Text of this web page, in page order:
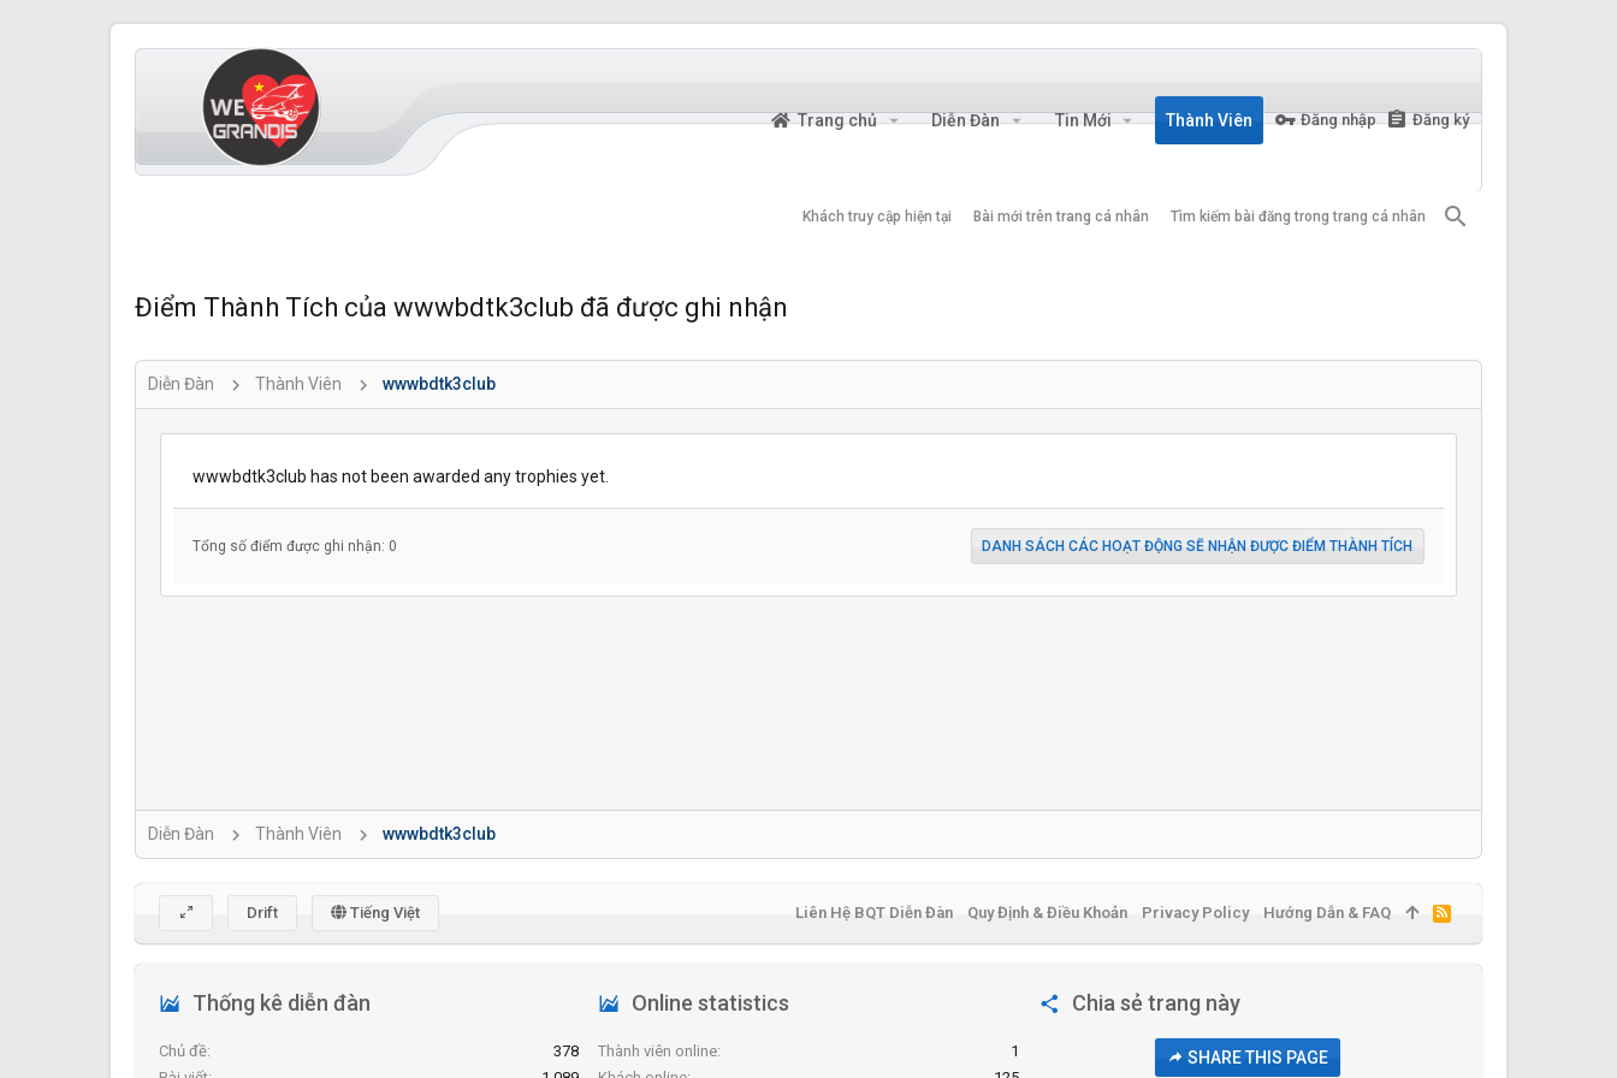
Trang chủ Diễn Đàn Tin Mới Thành Viên Đăng nhập Đăng ký
Khách truy cập hiện tại Bài mới trên trang cá nhân Tìm kiếm bài đăng trong trang cá nhân
Điểm Thành Tích của wwwbdtk3club đã được ghi nhận
Diễn Đàn Thành Viên wwwbdtk3club
wwwbdtk3club has not been awarded any trophies yet.
Tổng số điểm được ghi nhận: 0 DANH SÁCH CÁC HOẠT ĐỘNG SẼ NHẬN ĐƯỢC ĐIỂM THÀNH TÍCH
Diễn Đàn Thành Viên wwwbdtk3club
Thống kê diễn đàn
Chủ đề
378
Online statistics
Thành viên online
1
Chia sẻ trang này
SHARE THIS PAGE
Drift Tiếng Việt Liên Hệ BQT Diễn Đàn Quy Định & Điều Khoản Privacy Policy Hướng Dẫn & FAQ
R
S
S